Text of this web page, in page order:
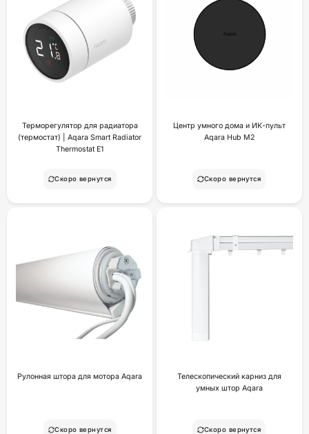
Терморегулятор для радиатора
(термостат) | Aqara Smart Radiator
Thermostat E1
Скоро вернутся
Центр умного дома и ИК-пульт
Aqara Hub M2
Скоро вернутся
Рулонная штора для мотора Aqara
Скоро вернутся
Телескопический карниз для
умных штор Aqara
Скоро вернутся